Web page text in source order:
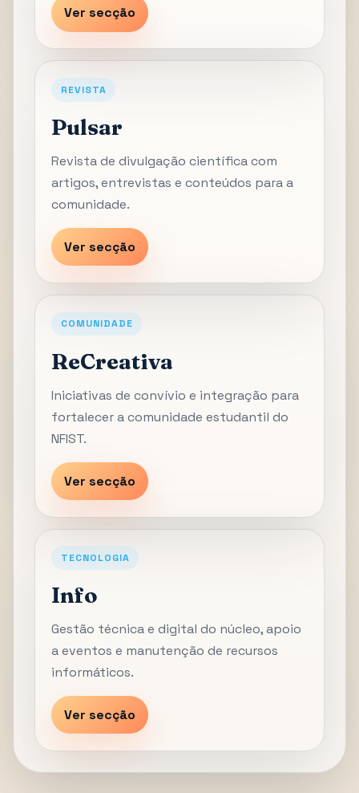
Ver secção
REVISTA
Pulsar
Revista de divulgação científica com
artigos, entrevistas e conteúdos para a
comunidade.
Ver secção
COMUNIDADE
ReCreativa
Iniciativas de convívio e integração para
fortalecer a comunidade estudantil do
NFIST.
Ver secção
TECNOLOGIA
Info
Gestão técnica e digital do núcleo, apoio
a eventos e manutenção de recursos
informáticos.
Ver secção